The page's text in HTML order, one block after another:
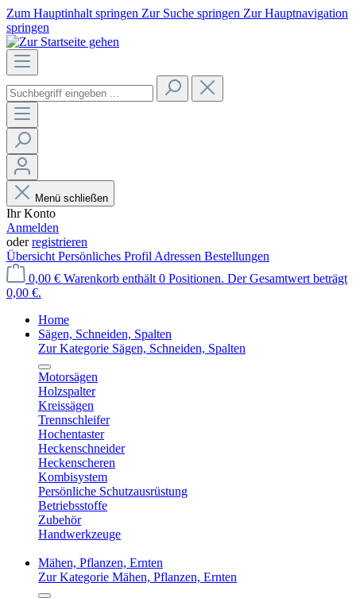
Zum Hauptinhalt springen Zur Suche springen Zur Hauptnavigation
springen
Menü schließen
Ihr Konto
Anmelden
oderregistrieren
Übersicht Persönliches Profil Adressen Bestellungen
0,00 € Warenkorb enthält 0 Positionen. Der Gesamtwert beträgt
0,00 €.
Home
Sägen, Schneiden, Spalten
Zur Kategorie Sägen, Schneiden, Spalten
Motorsägen
Holzspalter
Kreissägen
Trennschleifer
Hochentaster
Heckenschneider
Heckenscheren
Kombisystem
Persönliche Schutzausrüstung
Betriebsstoffe
Zubehör
Handwerkzeuge
Mähen, Pflanzen, Ernten
Zur Kategorie Mähen, Pflanzen, Ernten